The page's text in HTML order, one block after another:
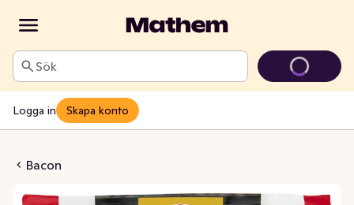
Sök
Logga in Skapa konto
Bacon
3x140g